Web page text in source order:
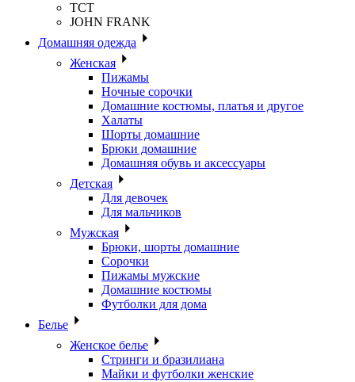
ТСТ
JOHN FRANK
Домашняя одежда
Женская
Пижамы
Ночные сорочки
Домашние костюмы, платья и другое
Халаты
Шорты домашние
Брюки домашние
Домашняя обувь и аксессуары
Детская
Для девочек
Для мальчиков
Мужская
Брюки, шорты домашние
Сорочки
Пижамы мужские
Домашние костюмы
Футболки для дома
Белье
Женское белье
Стринги и бразилиана
Майки и футболки женские